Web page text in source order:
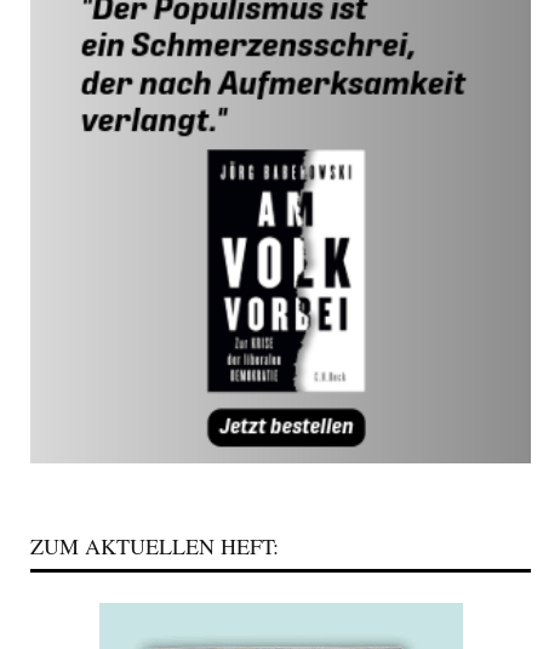
ZUM AKTUELLEN HEFT: